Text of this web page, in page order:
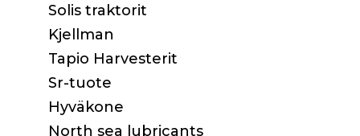
Solis traktorit
Kjellman
Tapio Harvesterit
Sr-tuote
Hyväkone
North sea lubricants